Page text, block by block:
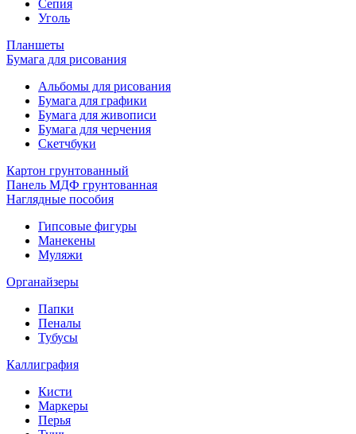
Сепия
Уголь
Планшеты
Бумага для рисования
Альбомы для рисования
Бумага для графики
Бумага для живописи
Бумага для черчения
Скетчбуки
Картон грунтованный
Панель МДФ грунтованная
Наглядные пособия
Гипсовые фигуры
Манекены
Муляжи
Органайзеры
Папки
Пеналы
Тубусы
Каллиграфия
Кисти
Маркеры
Перья